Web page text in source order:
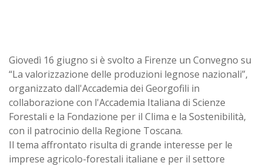
Giovedì 16 giugno si è svolto a Firenze un Convegno su
“La valorizzazione delle produzioni legnose nazionali”,
organizzato dall'Accademia dei Georgofili in
collaborazione con l'Accademia Italiana di Scienze
Forestali e la Fondazione per il Clima e la Sostenibilità,
con il patrocinio della Regione Toscana.
Il tema affrontato risulta di grande interesse per le
imprese agricolo-forestali italiane e per il settore